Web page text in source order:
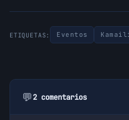
ETIQUETAS: Eventos
💬2 comentarios